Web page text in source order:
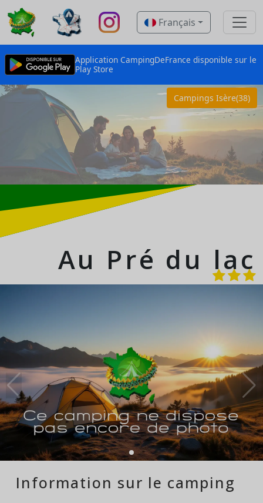
Français
Application CampingDeFrance disponible sur le
Play Store
Campings Isère(38)
Au Pré du lac
Information sur le camping